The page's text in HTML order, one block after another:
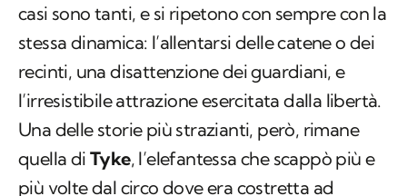
casi sono tanti, e si ripetono con sempre con la
stessa dinamica: l’allentarsi delle catene o dei
recinti, una disattenzione dei guardiani, e
l’irresistibile attrazione esercitata dalla libertà.
Una delle storie più strazianti, però, rimane
quella diTyke, l’elefantessa che scappò più e
più volte dal circo dove era costretta ad